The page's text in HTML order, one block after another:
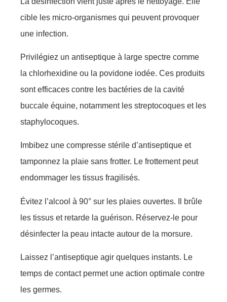
cible les micro-organismes qui peuvent provoquer
une infection.
Privilégiez un antiseptique à large spectre comme
la chlorhexidine ou la povidone iodée. Ces produits
sont efficaces contre les bactéries de la cavité
buccale équine, notamment les streptocoques et les
staphylocoques.
Imbibez une compresse stérile d’antiseptique et
tamponnez la plaie sans frotter. Le frottement peut
endommager les tissus fragilisés.
Évitez l’alcool à 90° sur les plaies ouvertes. Il brûle
les tissus et retarde la guérison. Réservez-le pour
désinfecter la peau intacte autour de la morsure.
Laissez l’antiseptique agir quelques instants. Le
temps de contact permet une action optimale contre
les germes.